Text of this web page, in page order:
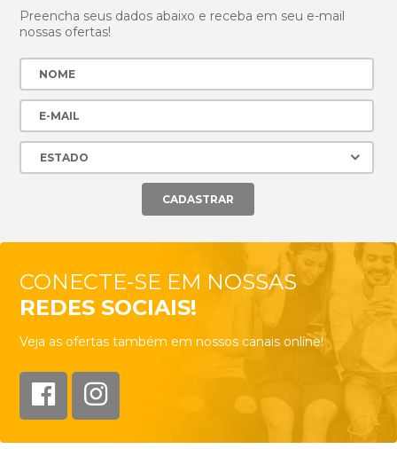
Preencha seus dados abaixo e receba em seu e-mail
nossas ofertas!
CONECTE-SE EM NOSSAS
REDES SOCIAIS!
Veja as ofertas também em nossos canais online!